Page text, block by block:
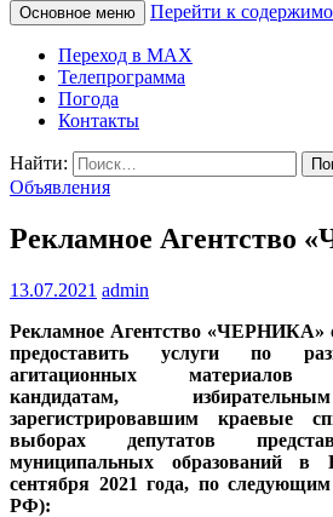
КАМЧАТСКОЕ
АГЕНТСТВО
«ВЕСТИ»)
Основное меню Перейти к
Переход в MAX
Телепрограмма
Погода
Контакты
Найти:
Объявления
Рекламное Агентство
13.07.2021 admin
Рекламное Агентство «ЧЕРНИКА»
предоставить услуги по
агитационных материалов
кандидатам,
зарегистрировавшим краевые
выборах депутатов
муниципальных образований в
сентября 2021 года, по
РФ):